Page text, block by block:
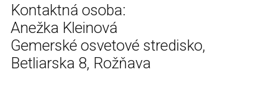
Kontaktná osoba:
Anežka Kleinová
Gemerské osvetové stredisko,
Betliarska 8, Rožňava